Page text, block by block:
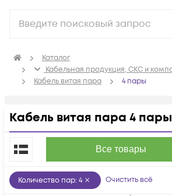
Каталог
Кабельная продукция, СКС и
Кабель витая пара
4 пары
Кабель витая пара 4 пары
Все товары
По популярности
Количество пар: 4 Очистить всё